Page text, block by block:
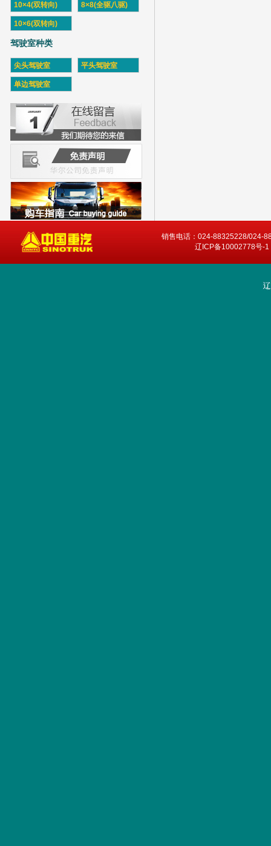
10×4(双转向) 8×8(全驱八驱)
10×6(双转向)
驾驶室种类
尖头驾驶室 平头驾驶室
单边驾驶室
销售电话：024-88325228/024-
辽ICP备10002778号-1